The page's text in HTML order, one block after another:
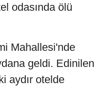
odasında ölü
Mahallesi'nde
geldi. Edinilen
aydır otelde